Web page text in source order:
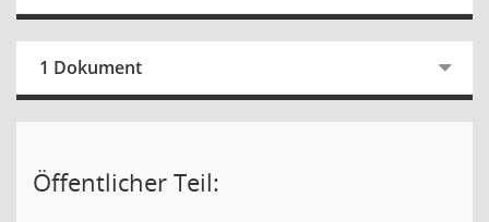
1 Dokument
Öffentlicher Teil: